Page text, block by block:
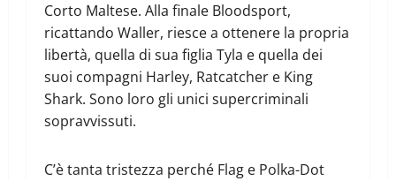
Corto Maltese. Alla finale Bloodsport,
ricattando Waller, riesce a ottenere la propria
libertà, quella di sua figlia Tyla e quella dei
suoi compagni Harley, Ratcatcher e King
Shark. Sono loro gli unici supercriminali
sopravvissuti.
C’è tanta tristezza perché Flag e Polka-Dot